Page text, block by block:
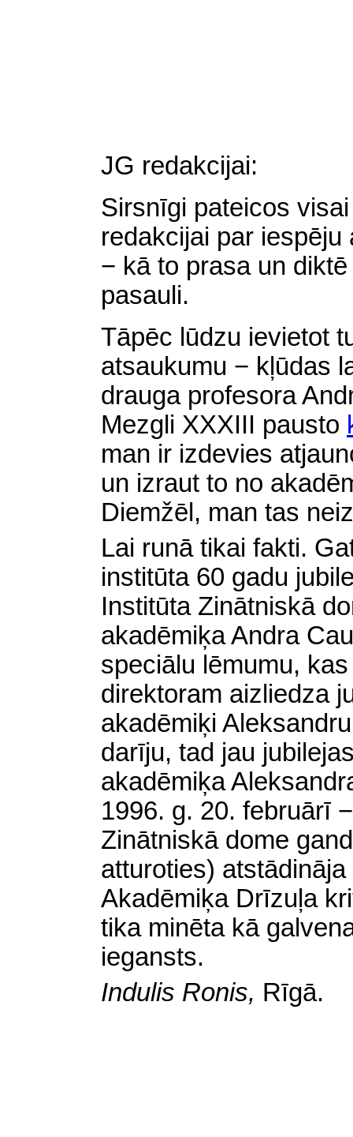
JG redakcijai:
Sirsnīgi pateicos
redakcijai par
− kā to prasa un
pasauli.
Tāpēc lūdzu ievietot
atsaukumu − kļūdas
drauga profesora
Mezgli XXXIII pausto
man ir izdevies
un izraut to no
Diemžēl, man tas
Lai runā tikai fakti.
institūta 60 gadu
Institūta Zinātniskā
akadēmiķa Andra
speciālu lēmumu,
direktoram aizliedza
akadēmiķi
darīju, tad jau
akadēmiķa
1996. g. 20. februārī
Zinātniskā dome
atturoties)
Akadēmiķa Drīzuļa
tika minēta kā
iegansts.
Indulis Ronis, Rīgā.